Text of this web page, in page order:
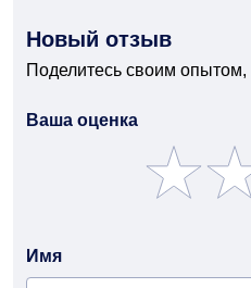
Новый отзыв
Поделитесь своим
Ваша оценка
Имя